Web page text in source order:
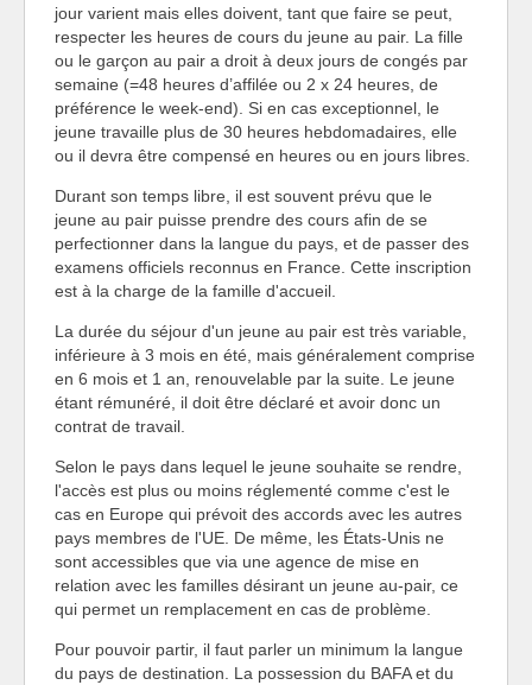
jour varient mais elles doivent, tant que faire se peut,
respecter les heures de cours du jeune au pair. La fille
ou le garçon au pair a droit à deux jours de congés par
semaine (=48 heures d’affilée ou 2 x 24 heures, de
préférence le week-end). Si en cas exceptionnel, le
jeune travaille plus de 30 heures hebdomadaires, elle
ou il devra être compensé en heures ou en jours libres.
Durant son temps libre, il est souvent prévu que le
jeune au pair puisse prendre des cours afin de se
perfectionner dans la langue du pays, et de passer des
examens officiels reconnus en France. Cette inscription
est à la charge de la famille d'accueil.
La durée du séjour d'un jeune au pair est très variable,
inférieure à 3 mois en été, mais généralement comprise
en 6 mois et 1 an, renouvelable par la suite. Le jeune
étant rémunéré, il doit être déclaré et avoir donc un
contrat de travail.
Selon le pays dans lequel le jeune souhaite se rendre,
l'accès est plus ou moins réglementé comme c'est le
cas en Europe qui prévoit des accords avec les autres
pays membres de l'UE. De même, les États-Unis ne
sont accessibles que via une agence de mise en
relation avec les familles désirant un jeune au-pair, ce
qui permet un remplacement en cas de problème.
Pour pouvoir partir, il faut parler un minimum la langue
du pays de destination. La possession du BAFA et du